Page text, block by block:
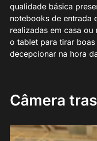
qualidade básica
notebooks de entrada
realizadas em casa
o tablet para tirar
decepcionar na hora
Câmera